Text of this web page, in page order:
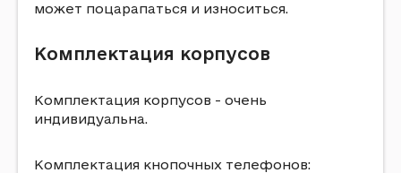
может поцарапаться и износиться.
Комплектация корпусов
Комплектация корпусов - очень
индивидуальна.
Комплектация кнопочных телефонов: